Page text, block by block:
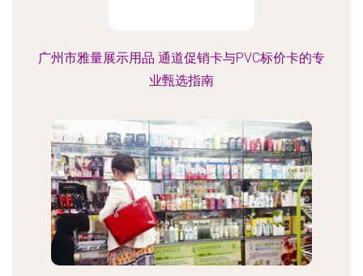
广州市雅量展示用品 通道促销卡与PVC标价卡的专
业甄选指南